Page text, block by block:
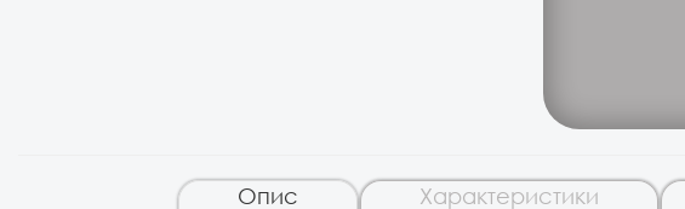
Опис Характеристики